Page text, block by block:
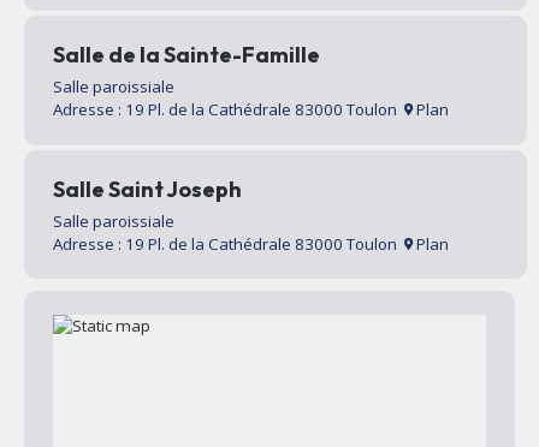
Salle de la Sainte-Famille
Salle paroissiale
Adresse : 19 Pl. de la Cathédrale 83000 Toulon
Plan
Salle Saint Joseph
Salle paroissiale
Adresse : 19 Pl. de la Cathédrale 83000 Toulon
Plan